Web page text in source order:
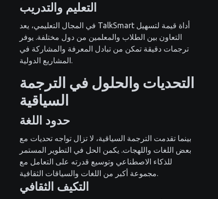
التعليم والتدريب
في المجال التعليمي، يعد TalkSmart أداة قيمة لتسهيل
التعاون بين الطلاب والمعلمين من دول مختلفة. يوفر
ترجمات دقيقة تمكن من تبادل المعرفة والمشاركة في
التحديات والحلول في الترجمة
السياقية
حدود اللغة
بينما تقدمت الترجمة السياقية، لا تزال تواجه تحديات مع
بعض اللغات واللهجات. يكمن الحل في التطوير المستمر
للذكاء الاصطناعي وتوسيع قدرته على التعامل مع
التكيف الثقافي